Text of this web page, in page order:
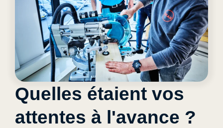
Quelles étaient vos
attentes à l'avance ?